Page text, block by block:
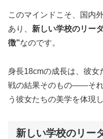
このマインドこそ、国内
あり、 新しい学校のリー
徴”なのです。
身長18cmの成長は、彼
戦の結果そのもの――それ
う彼女たちの美学を体現
新しい学校のリー